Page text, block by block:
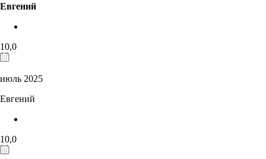
Евгений
10,0
июль 2025
Евгений
10,0